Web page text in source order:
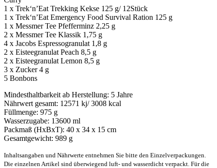
1 x Trek‘n’Eat Trekking Kekse 125 g/ 12Stück
1 x Trek‘n’Eat Emergency Food Survival Ration 125 g
1 x Messmer Tee Pfefferminz 2,25 g
2 x Messmer Tee Klassik 1,75 g
4 x Jacobs Espressogranulat 1,8 g
2 x Eisteegranulat Peach 8,5 g
2 x Eisteegranulat Lemon 8,5 g
3 x Zucker 4 g
5 Bonbons
Mindesthaltbarkeit ab Herstellung: 5 Jahre
Nährwert gesamt: 12571 kj/ 3008 kcal
Füllmenge: 975 g
Wasserzugabe: 13600 ml
Packmaß (HxBxT): 40 x 34 x 15 cm
Gesamtgewicht: 989 g
Inhaltsangaben und Nährwerte entnehmen Sie bitte den Einzelverpackungen.
Die einzelnen Artikel sind überwiegend luft- und wasserdicht verpackt. Für die